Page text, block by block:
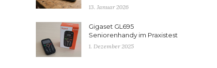
13. Januar 2026
Gigaset GL695
Seniorenhandy im Praxistest
1. Dezember 2025